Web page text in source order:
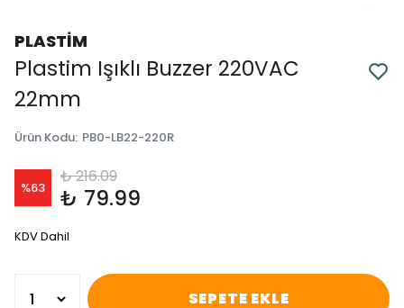
PLASTİM
Plastim Işıklı Buzzer 220VAC
22mm
Ürün Kodu: PB0-LB22-220R
%63
₺ 216.09
₺ 79.99
KDV Dahil
SEPETE EKLE